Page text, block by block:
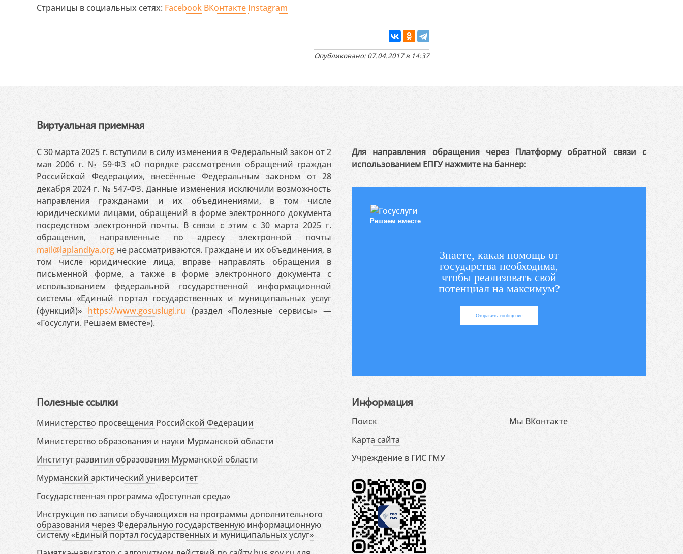
Страницы в социальных сетях: Facebook ВКонтакте Instagram
Опубликовано: 07.04.2017 в 14:37
Виртуальная приемная
С 30 марта 2025 г. вступили в силу изменения в Федеральный закон от 2
мая 2006 г. № 59-ФЗ «О порядке рассмотрения обращений граждан
Российской Федерации», внесённые Федеральным законом от 28
декабря 2024 г. № 547-ФЗ. Данные изменения исключили возможность
направления гражданами и их объединениями, в том числе
юридическими лицами, обращений в форме электронного документа
посредством электронной почты. В связи с этим с 30 марта 2025 г.
обращения, направленные по адресу электронной почты
mail@laplandiya.org не рассматриваются. Граждане и их объединения, в
том числе юридические лица, вправе направлять обращения в
письменной форме, а также в форме электронного документа с
использованием федеральной государственной информационной
системы «Единый портал государственных и муниципальных услуг
(функций)» https://www.gosuslugi.ru (раздел «Полезные сервисы» —
«Госуслуги. Решаем вместе»).
Для направления обращения через Платформу обратной связи с
использованием ЕПГУ нажмите на баннер:
Решаем вместе
Знаете, какая помощь от
государства необходима,
чтобы реализовать свой
потенциал на максимум?
Отправить сообщение
Полезные ссылки
Министерство просвещения Российской Федерации
Министерство образования и науки Мурманской области
Институт развития образования Мурманской области
Мурманский арктический университет
Государственная программа «Доступная среда»
Инструкция по записи обучающихся на программы дополнительного
образования через Федеральную государственную информационную
систему «Единый портал государственных и муниципальных услуг»
Информация
Поиск
Карта сайта
Учреждение в ГИС ГМУ
Мы ВКонтакте